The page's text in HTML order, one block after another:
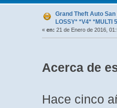
Grand Theft Auto
LOSSY* *V4* *MULTI
« en: 21 de Enero de 2016,
Acerca de
Hace cinco